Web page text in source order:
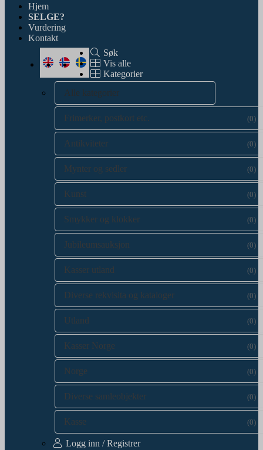
Hjem
SELGE?
Vurdering
Kontakt
Søk
Vis alle
Kategorier
Alle kategorier
Frimerker, postkort etc. (0)
Antikviteter (0)
Mynter og sedler (0)
Kunst (0)
Smykker og klokker (0)
Jubileumsauksjon (0)
Kasser utland (0)
Diverse rekvisita og kataloger (0)
Utland (0)
Kasser Norge (0)
Norge (0)
Diverse samleobjekter (0)
Kasse (0)
Logg inn / Registrer